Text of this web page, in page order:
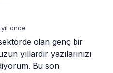
yıl önce
olan genç bir
yıllardır yazılarınızı
Bu son